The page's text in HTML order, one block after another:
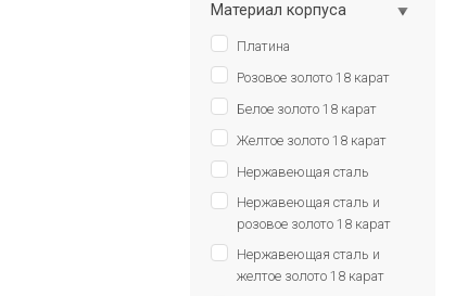
Материал корпуса
Платина
Розовое золото 18 карат
Белое золото 18 карат
Желтое золото 18 карат
Нержавеющая сталь
Нержавеющая сталь и
розовое золото 18 карат
Нержавеющая сталь и
желтое золото 18 карат